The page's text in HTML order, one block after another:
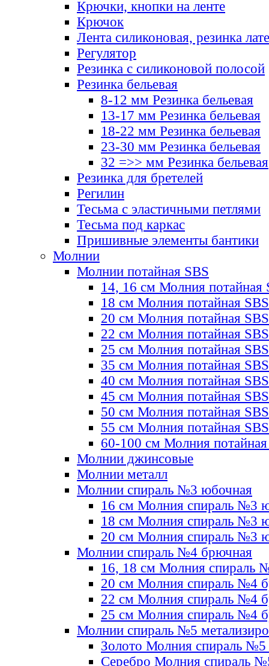
Крючки, кнопки на ленте
Крючок
Лента силиконовая, резинка
Регулятор
Резинка с силиконовой полосой
Резинка бельевая
8-12 мм Резинка бельевая
13-17 мм Резинка бельевая
18-22 мм Резинка бельевая
23-30 мм Резинка бельевая
32 =>> мм Резинка бельевая
Резинка для бретелей
Регилин
Тесьма с эластичными петлями
Тесьма под каркас
Пришивные элементы бантики
Молнии
Молнии потайная SBS
14, 16 см Молния потайная
18 см Молния потайная SBS
20 см Молния потайная SBS
22 см Молния потайная SBS
25 см Молния потайная SBS
35 см Молния потайная SBS
40 см Молния потайная SBS
45 см Молния потайная SBS
50 см Молния потайная SBS
55 см Молния потайная SBS
60-100 см Молния
Молнии джинсовые
Молнии металл
Молнии спираль №3 юбочная
16 см Молния спираль №3
18 см Молния спираль №3
20 см Молния спираль №3
Молнии спираль №4 брючная
16, 18 см Молния спираль
20 см Молния спираль №4
22 см Молния спираль №4
25 см Молния спираль №4
Молнии спираль №5
Золото Молния спираль №5
Серебро Молния спираль